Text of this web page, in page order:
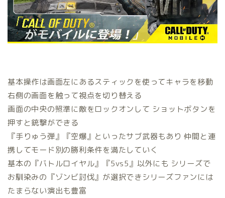
基本操作は画面左にあるスティックを使ってキャラを移動
右側の画面を触って視点を切り替える
画面の中央の照準に敵をロックオンして ショットボタンを
押すと銃撃ができる
『手りゅう弾』『空爆』といったサブ武器もあり 仲間と連
携してモード別の勝利条件を満たしていく
基本の『バトルロイヤル』『5vs5』以外にも シリーズで
お馴染みの『ゾンビ討伐』が選択できシリーズファンには
たまらない演出も豊富